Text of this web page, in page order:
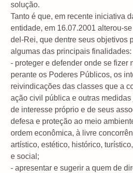
solução.
Tanto é que, em recente iniciativa
entidade, em 16.07.2001 alterou-se
del-Rei, que dentre seus objetivos
algumas das principais finalidades:
- proteger e defender onde se fizer
perante os Poderes Públicos, os
reivindicações das classes que a
ação civil pública e outras
de interesse próprio e de seus
defesa e proteção ao meio
ordem econômica, à livre
artístico, estético, histórico,
e social;
- apresentar e sugerir a quem de